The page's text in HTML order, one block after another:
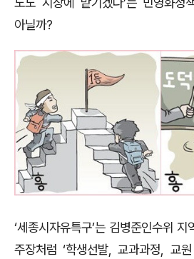
아닐까?
‘세종시자유특구’는 김병준인수위 지
주장처럼 ‘학생선발, 교과과정, 교